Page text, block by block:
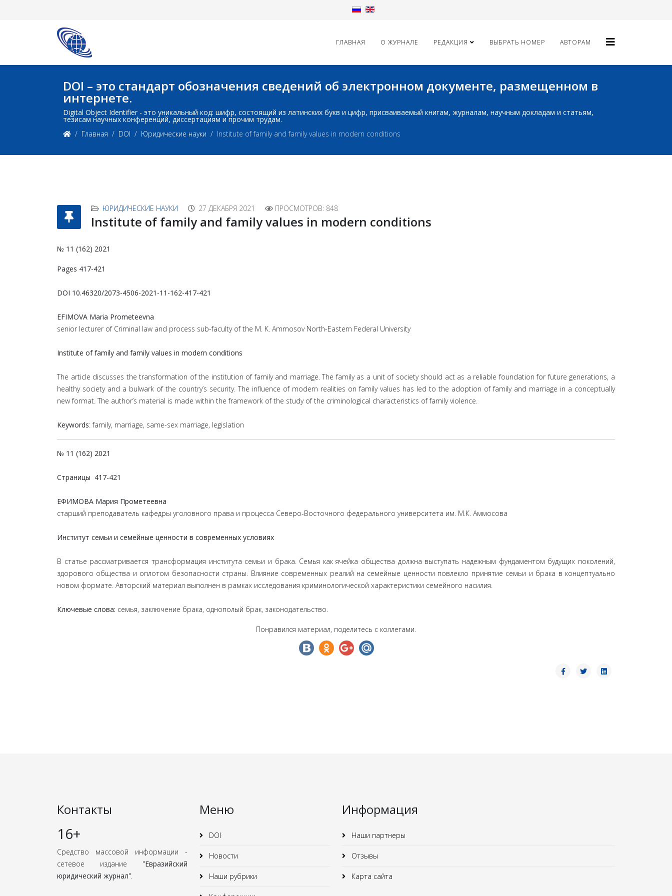
ГЛАВНАЯ О ЖУРНАЛЕ РЕДАКЦИЯ ВЫБРАТЬ НОМЕР АВТОРАМ
DOI – это стандарт обозначения сведений об электронном документе, размещенном в
интернете.
Digital Object Identifier - это уникальный код: шифр, состоящий из латинских букв и цифр, присваиваемый книгам, журналам, научным докладам и статьям,
тезисам научных конференций, диссертациям и прочим трудам.
Главная
DOI Юридические науки Institute of family and family values in modern conditions
ЮРИДИЧЕСКИЕ НАУКИ 27 ДЕКАБРЯ 2021 ПРОСМОТРОВ: 848
Institute of family and family values in modern conditions
№ 11 (162) 2021
Pages 417-421
DOI 10.46320/2073-4506-2021-11-162-417-421
EFIMOVA Maria Prometeevna
senior lecturer of Criminal law and process sub-faculty of the M. K. Ammosov North-Eastern Federal University
Institute of family and family values in modern conditions
The article discusses the transformation of the institution of family and marriage. The family as a unit of society should act as a reliable foundation for future generations, a
healthy society and a bulwark of the country’s security. The influence of modern realities on family values has led to the adoption of family and marriage in a conceptually
new format. The author’s material is made within the framework of the study of the criminological characteristics of family violence.
Keywords: family, marriage, same-sex marriage, legislation
№ 11 (162) 2021
Страницы 417-421
ЕФИМОВА Мария Прометеевна
старший преподаватель кафедры уголовного права и процесса Северо-Восточного федерального университета им. М.К. Аммосова
Институт семьи и семейные ценности в современных условиях
В статье рассматривается трансформация института семьи и брака. Семья как ячейка общества должна выступать надежным фундаментом будущих поколений,
здорового общества и оплотом безопасности страны. Влияние современных реалий на семейные ценности повлекло принятие семьи и брака в концептуально
новом формате. Авторский материал выполнен в рамках исследования криминологической характеристики семейного насилия.
Ключевые слова: семья, заключение брака, однополый брак, законодательство.
Понравился материал, поделитесь с коллегами.
Контакты
16+
Средство массовой информации -
сетевое издание "Евразийский
юридический журнал".
Меню
DOI
Новости
Наши рубрики
Информация
Наши партнеры
Отзывы
Карта сайта